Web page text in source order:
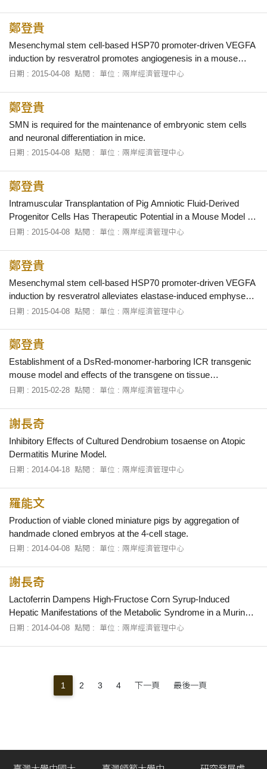
鄭登貴
Mesenchymal stem cell-based HSP70 promoter-driven VEGFA
induction by resveratrol promotes angiogenesis in a mouse
model.
日期 : 2015-04-08 點閱 : 單位 : 兩岸經濟管理中心
鄭登貴
SMN is required for the maintenance of embryonic stem cells
and neuronal differentiation in mice.
日期 : 2015-04-08 點閱 : 單位 : 兩岸經濟管理中心
鄭登貴
Intramuscular Transplantation of Pig Amniotic Fluid-Derived
Progenitor Cells Has Therapeutic Potential in a Mouse Model of
Myocardial Infarction.
日期 : 2015-04-08 點閱 : 單位 : 兩岸經濟管理中心
鄭登貴
Mesenchymal stem cell-based HSP70 promoter-driven VEGFA
induction by resveratrol alleviates elastase-induced emphysema
in a mouse model.
日期 : 2015-04-08 點閱 : 單位 : 兩岸經濟管理中心
鄭登貴
Establishment of a DsRed-monomer-harboring ICR transgenic
mouse model and effects of the transgene on tissue
development.
日期 : 2015-02-28 點閱 : 單位 : 兩岸經濟管理中心
謝長奇
Inhibitory Effects of Cultured Dendrobium tosaense on Atopic
Dermatitis Murine Model.
日期 : 2014-04-18 點閱 : 單位 : 兩岸經濟管理中心
羅能文
Production of viable cloned miniature pigs by aggregation of
handmade cloned embryos at the 4-cell stage.
日期 : 2014-04-08 點閱 : 單位 : 兩岸經濟管理中心
謝長奇
Lactoferrin Dampens High-Fructose Corn Syrup-Induced
Hepatic Manifestations of the Metabolic Syndrome in a Murine
Model.
日期 : 2014-04-08 點閱 : 單位 : 兩岸經濟管理中心
1 2 3 4 下一頁 最後一頁